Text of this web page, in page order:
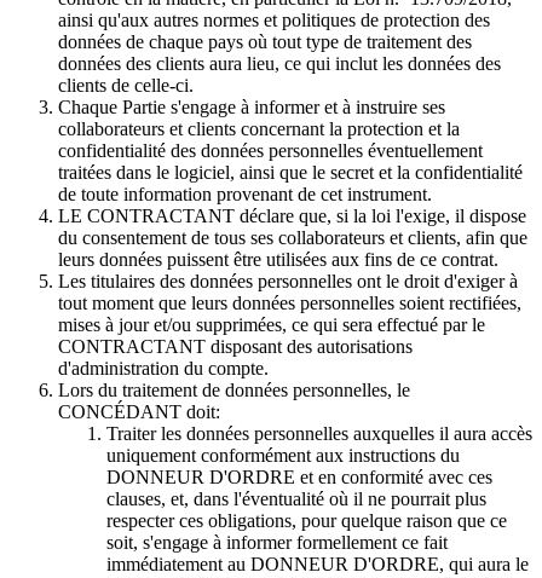
ainsi qu'aux autres normes et politiques de protection des
données de chaque pays où tout type de traitement des
données des clients aura lieu, ce qui inclut les données des
clients de celle-ci.
Chaque Partie s'engage à informer et à instruire ses
collaborateurs et clients concernant la protection et la
confidentialité des données personnelles éventuellement
traitées dans le logiciel, ainsi que le secret et la confidentialité
de toute information provenant de cet instrument.
LE CONTRACTANT déclare que, si la loi l'exige, il dispose
du consentement de tous ses collaborateurs et clients, afin que
leurs données puissent être utilisées aux fins de ce contrat.
Les titulaires des données personnelles ont le droit d'exiger à
tout moment que leurs données personnelles soient rectifiées,
mises à jour et/ou supprimées, ce qui sera effectué par le
CONTRACTANT disposant des autorisations
d'administration du compte.
Lors du traitement de données personnelles, le
CONCÉDANT doit:
Traiter les données personnelles auxquelles il aura accès
uniquement conformément aux instructions du
DONNEUR D'ORDRE et en conformité avec ces
clauses, et, dans l'éventualité où il ne pourrait plus
respecter ces obligations, pour quelque raison que ce
soit, s'engage à informer formellement ce fait
immédiatement au DONNEUR D'ORDRE, qui aura le